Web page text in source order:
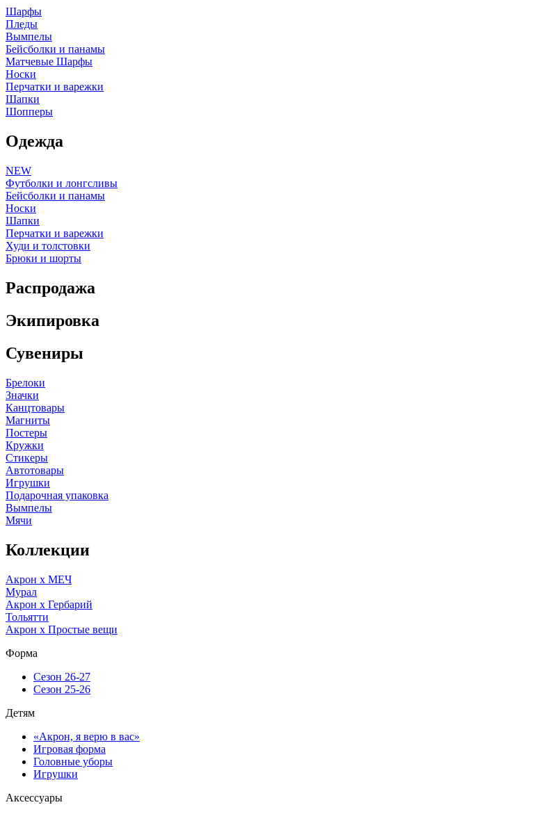
Шарфы
Пледы
Вымпелы
Бейсболки и панамы
Матчевые Шарфы
Носки
Перчатки и варежки
Шапки
Шопперы
Одежда
NEW
Футболки и лонгсливы
Бейсболки и панамы
Носки
Шапки
Перчатки и варежки
Худи и толстовки
Брюки и шорты
Распродажа
Экипировка
Сувениры
Брелоки
Значки
Канцтовары
Магниты
Постеры
Кружки
Стикеры
Автотовары
Игрушки
Подарочная упаковка
Вымпелы
Мячи
Коллекции
Акрон x МЕЧ
Мурал
Акрон x Гербарий
Тольятти
Акрон x Простые вещи
Форма
Сезон 26-27
Сезон 25-26
Детям
«Акрон, я верю в вас»
Игровая форма
Головные уборы
Игрушки
Аксессуары